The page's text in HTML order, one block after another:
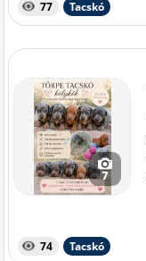
77 Tacskó
7
74 Tacskó